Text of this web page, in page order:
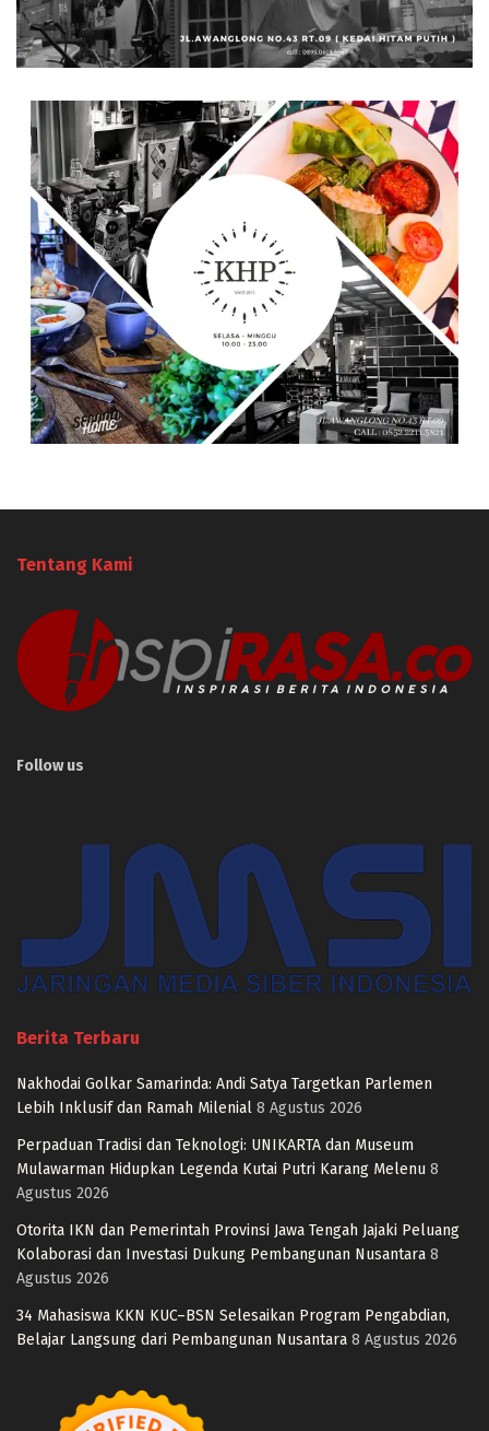
Tentang Kami
Follow us
Berita Terbaru
Nakhodai Golkar Samarinda: Andi Satya Targetkan Parlemen
Lebih Inklusif dan Ramah Milenial 8 Agustus 2026
Perpaduan Tradisi dan Teknologi: UNIKARTA dan Museum
Mulawarman Hidupkan Legenda Kutai Putri Karang Melenu 8
Agustus 2026
Otorita IKN dan Pemerintah Provinsi Jawa Tengah Jajaki Peluang
Kolaborasi dan Investasi Dukung Pembangunan Nusantara 8
Agustus 2026
34 Mahasiswa KKN KUC–BSN Selesaikan Program Pengabdian,
Belajar Langsung dari Pembangunan Nusantara 8 Agustus 2026